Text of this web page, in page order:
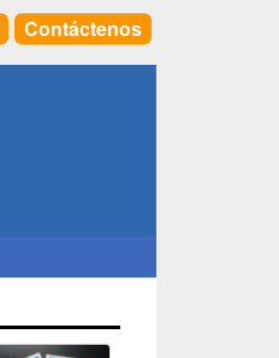
Contáctenos